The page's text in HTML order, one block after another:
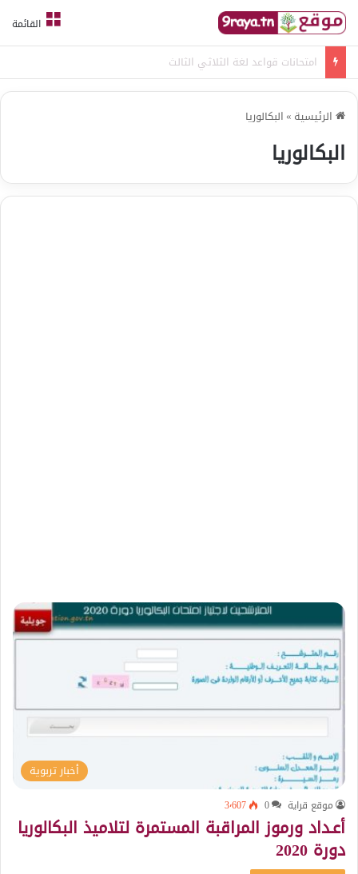
القائمة
امتحانات قواعد لغة الثلاثي الثالث
الرئيسية »البكالوريا
البكالوريا
أخبار تربوية
موقع قراية 0 3٬607
أعـداد ورموز المراقبة المستمرة لتلاميذ البكالوريا
دورة 2020